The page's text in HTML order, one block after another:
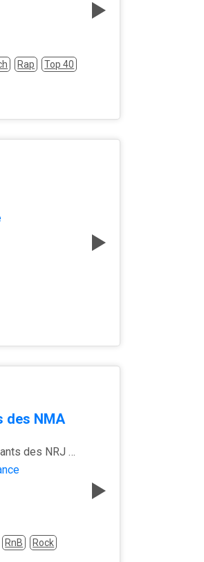
Rap Top 40
des NMA
Ecoutez les hits des gagnants des NRJ MUSIC AWARDS !
RnB
Rock